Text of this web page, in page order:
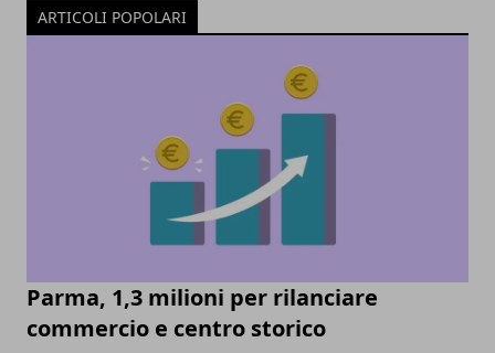
ARTICOLI POPOLARI
Parma, 1,3 milioni per rilanciare
commercio e centro storico